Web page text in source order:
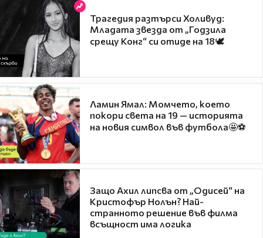
Трагедия разтърси Холивуд:
Младата звезда от „Годзила
срещу Конг“ си отиде на 18🕊️
Ламин Ямал: Момчето, което
покори света на 19 — историята
на новия символ във футбола🤩⚽
Защо Ахил липсва от „Одисей“ на
Кристофър Нолън? Най-
странното решение във филма
всъщност има логика